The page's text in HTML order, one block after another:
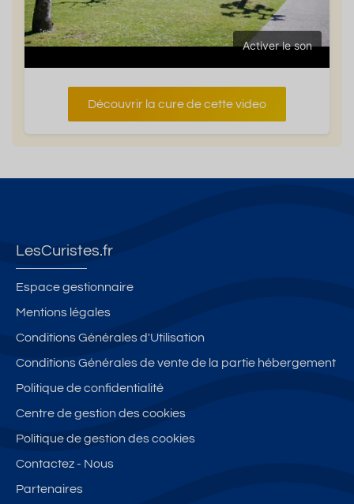
Activer le son
Découvrir la cure de cette video
LesCuristes.fr
Espace gestionnaire
Mentions légales
Conditions Générales d'Utilisation
Conditions Générales de vente de la partie hébergement
Politique de confidentialité
Centre de gestion des cookies
Politique de gestion des cookies
Contactez - Nous
Partenaires